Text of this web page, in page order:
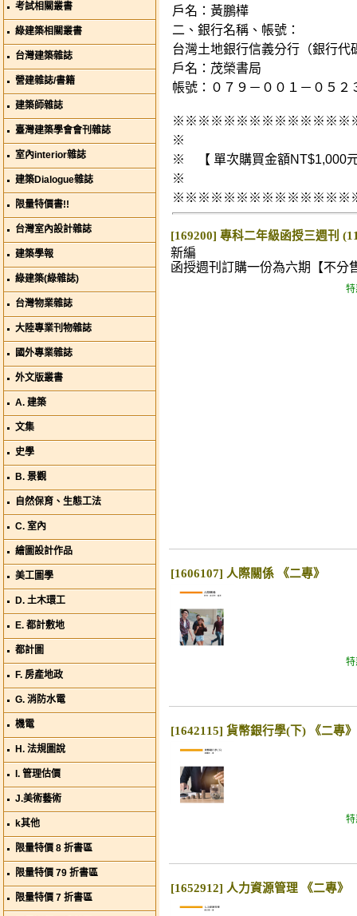
考試相關叢書
綠建築相關叢書
台灣建築雜誌
營建雜誌/書籍
建築師雜誌
臺灣建築學會會刊雜誌
室內interior雜誌
建築Dialogue雜誌
限量特價書!!
台灣室內設計雜誌
建築學報
綠建築(綠雜誌)
台灣物業雜誌
大陸專業刊物雜誌
國外專業雜誌
外文版叢書
A. 建築
文集
史學
B. 景觀
自然保育、生態工法
C. 室內
繪圖設計作品
美工圖學
D. 土木環工
E. 都計敷地
都計圖
F. 房產地政
G. 消防水電
機電
H. 法規圖說
I. 管理估價
J.美術藝術
k其他
限量特價 8 折書區
限量特價 79 折書區
限量特價 7 折書區
戶名：黃鵬樺
二、銀行名稱、帳號：
台灣土地銀行信義分行（銀行代
戶名：茂榮書局
帳號：０７９－００１－０５２
※
※ 【 單次購買金額NT$1,000
※
[169200] 專科二年級函授三週刊
新編
函授週刊訂購一份為六期【不分
特
[1606107] 人際關係 《二專》
特
[1642115] 貨幣銀行學(下) 《二專》
特
[1652912] 人力資源管理 《二專》